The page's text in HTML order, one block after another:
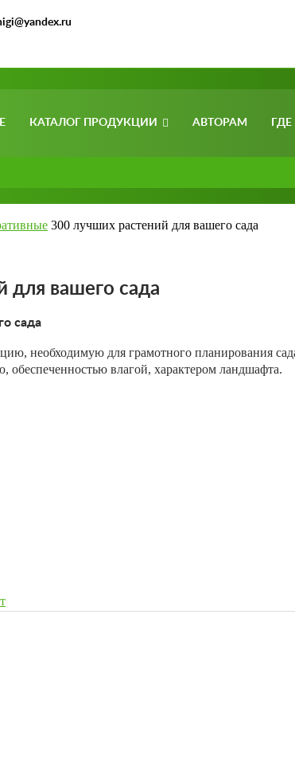
КАТАЛОГ ПРОДУКЦИИ АВТОРАМ
300 лучших растений для вашего сада
для вашего сада
сада
необходимую для грамотного планирования
обеспеченностью влагой, характером ландшафта.